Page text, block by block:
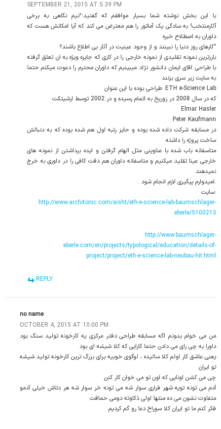
SEPTEMBER 21, 2015 AT 5:39 PM
با این بخش نوشته شما بسیار موافقم که گفتید:”نیم نگاهی به برخی
آثارمنتخب! به سادگی یک آماتور را هم معترض می کند که آیا امکانش هست که
داوران به اصطلاح خبره
“کارهای روز دنیا را نبینند و از وجود عینیت در آثار بی اطلاع باشند؟
بارزترین نمونه تقلیدی از نمونه خارجی را در کاری که جایزه ویژه به ان تعلق گرفته
با طراحی اقای ایمان دانشور نژاد میبینیم که داوران محترم را دعوت میکنم حتما
به سایت زیر سری بزنند
ETH e-Science Lab :طراحی بوده با این عنوان
که در سال 2008 در زوریخ به اتمام رسیده و در 2002 توسط ارشیتکت
Elmar Hasler
Peter Kaufmann
در مسابقه شرکت داده شده بوده و حایز رتبه اول هم شده بوده که به دنبالش
ساخت پروژه را داشته
متاسفانه باب شده با عناوینی مثل الهام گرفتن و ایده برداشتن از نمونه های
خارجی عینا تقلید میکنیم و متاسفانه داوران هم دقت کافی را در داوری به خرج
نمیدهند.
.امیدوارم پیگیری لازم انجام شود .
:سایت
http://www.architonic.com/aisht/eth-e-science-lab-baumschlager-
eberle/5100213
http://www.baumschlager-
eberle.com/en/projects/typological/education/details-of-
project/project/eth-e-science-lab-neubau-hit.html
REPLY
no name
OCTOBER 4, 2015 AT 10:00 PM
من می خوام بدونم اگه مسابقه طراحی دفتر مرکزی یه کارخونه تولید سنگ بود
داورا به چی رای می دادن حتما کارایی که کلا شیشه ای بود
یعنی عاشق کار اولم کلا سالیده ، لوگوی خوبیه برای بزرگ ترین کارخونه تولید شیشه
تو ایران
چی می کشن اونایی که اون تو می خوان کار کنن
آدم می تونه تویه شهر فراری سوار شه می تونه خر سوار شه هر دتاش خیلی آدمو
متفاوت نشون می ده منتها اولی ذکاوته دومی حماقت
فکر کنم ما تو ایران کلا سوراخ دعا رو گم کردیم